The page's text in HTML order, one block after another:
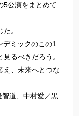
5公演をまとめて
。
デミックのこの1
るべきだろう。
え、未来へとつな
道、中村愛／黒